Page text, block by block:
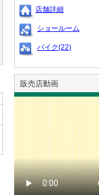
店舗詳細
ショールーム
バイク(22)
販売店動画